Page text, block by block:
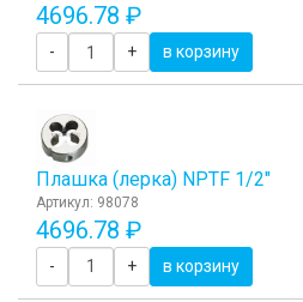
4696.78 ₽
- + в корзину
Плашка (лерка) NPTF 1/2"
Артикул: 98078
4696.78 ₽
- + в корзину